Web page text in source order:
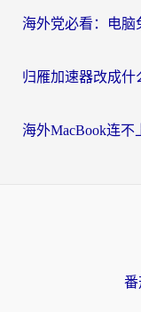
番